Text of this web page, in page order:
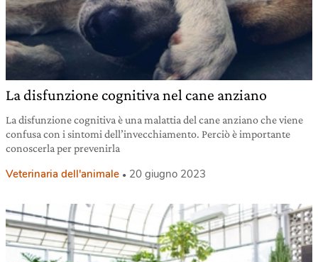
La disfunzione cognitiva nel cane anziano
La disfunzione cognitiva è una malattia del cane anziano che viene
confusa con i sintomi dell’invecchiamento. Perciò è importante
conoscerla per prevenirla
Veterinaria dell'animale 20 giugno 2023